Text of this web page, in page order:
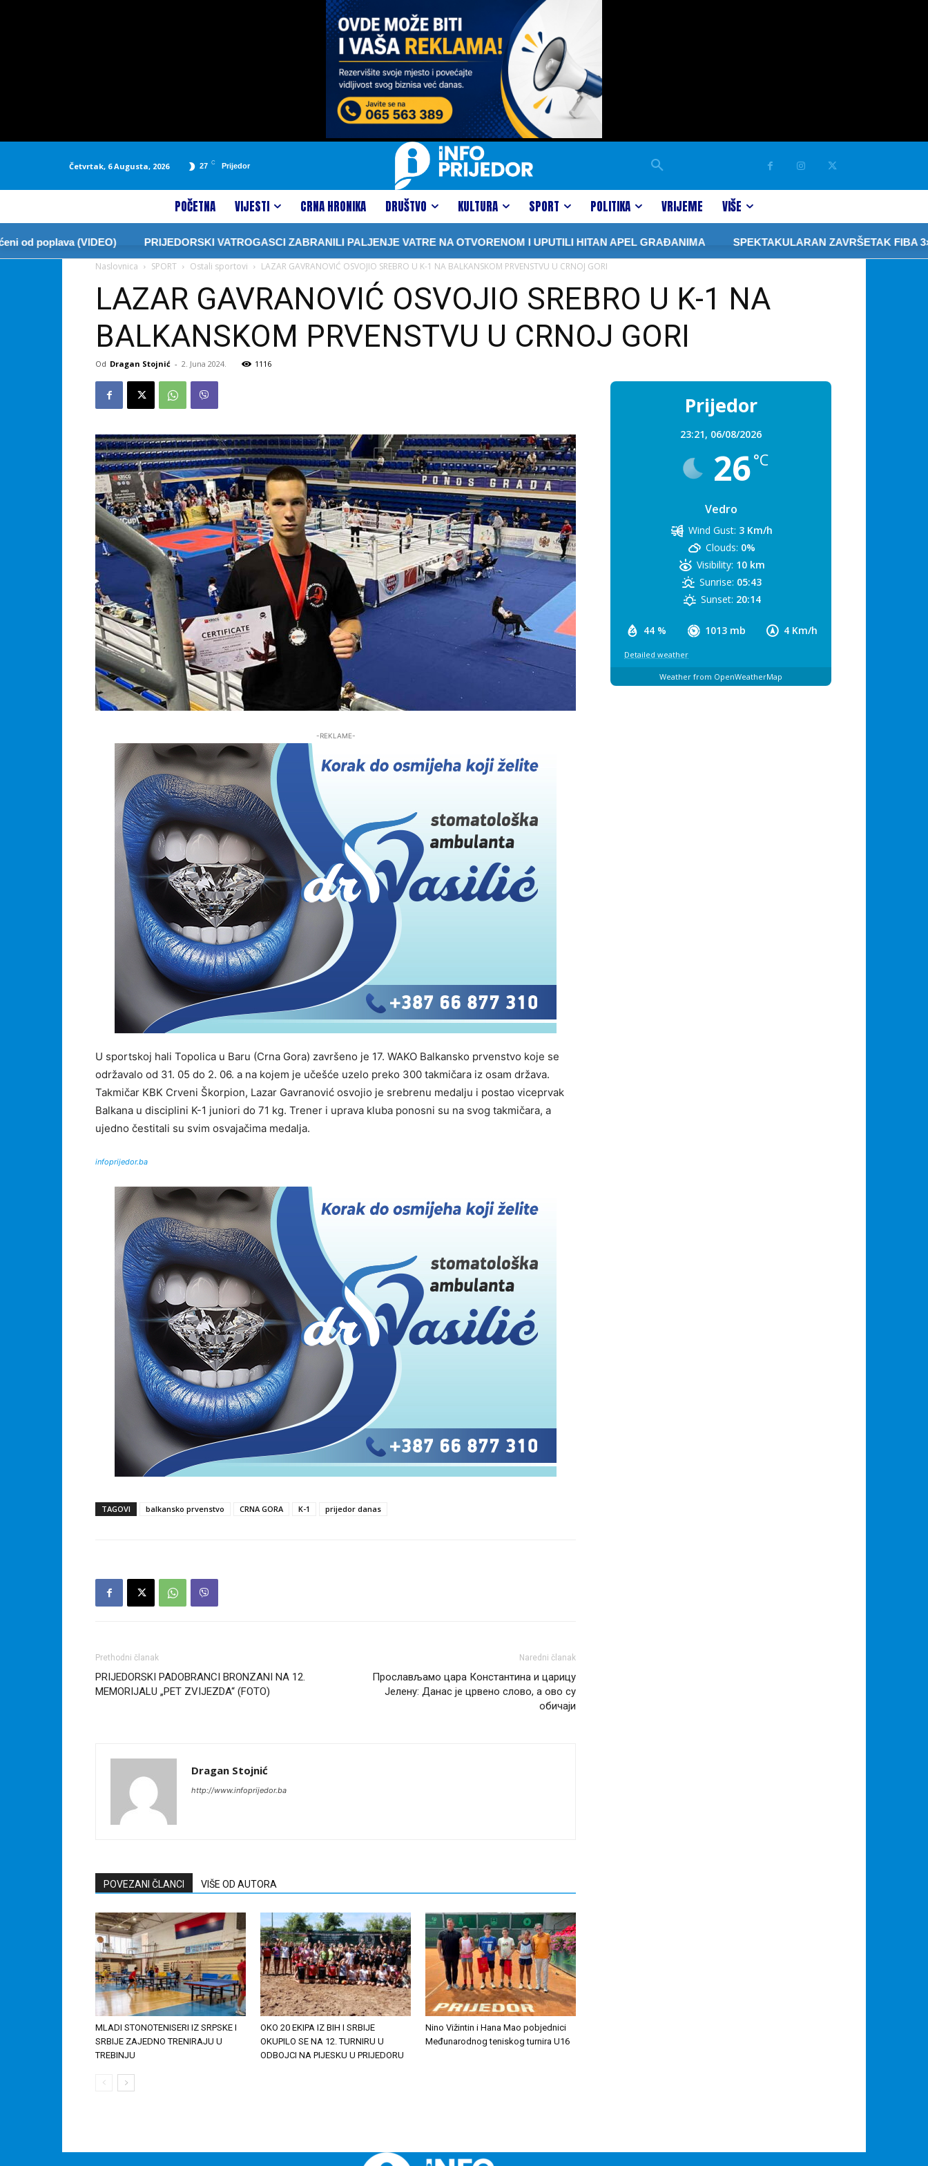
Četvrtak, 6 Augusta, 2026 27 C Prijedor
POČETNA VIJESTI CRNA HRONIKA DRUŠTVO KULTURA SPORT POLITIKA VRIJEME VIŠE
(VIDEO) PRIJEDORSKI VATROGASCI ZABRANILI PALJENJE VATRE NA OTVORENOM I UPUTILI HITAN APEL GRAĐANIMA SPEKTAKULARAN ZAVRŠETAK FIBA 3×3
Naslovnica SPORT Ostali sportovi LAZAR GAVRANOVIĆ OSVOJIO SREBRO U K-1 NA BALKANSKOM PRVENSTVU U CRNOJ GORI
LAZAR GAVRANOVIĆ OSVOJIO SREBRO U K-1 NA
BALKANSKOM PRVENSTVU U CRNOJ GORI
Od Dragan Stojnić - 2. Juna 2024. 1116
-REKLAME-
U sportskoj hali Topolica u Baru (Crna Gora) završeno je 17. WAKO Balkansko prvenstvo koje se
održavalo od 31. 05 do 2. 06. a na kojem je učešće uzelo preko 300 takmičara iz osam država.
Takmičar KBK Crveni Škorpion, Lazar Gavranović osvojio je srebrenu medalju i postao viceprvak
Balkana u disciplini K-1 juniori do 71 kg. Trener i uprava kluba ponosni su na svog takmičara, a
ujedno čestitali su svim osvajačima medalja.
infoprijedor.ba
TAGOVI balkansko prvenstvo CRNA GORA K-1 prijedor danas
Prethodni članak
PRIJEDORSKI PADOBRANCI BRONZANI NA 12.
MEMORIJALU „PET ZVIJEZDA“ (FOTO)
Naredni članak
Прослављамо цара Константина и царицу
Јелену: Данас је црвено слово, а ово су
обичаји
Dragan Stojnić
http://www.infoprijedor.ba
POVEZANI ČLANCI VIŠE OD AUTORA
MLADI STONOTENISERI IZ SRPSKE I
SRBIJE ZAJEDNO TRENIRAJU U
TREBINJU
OKO 20 EKIPA IZ BIH I SRBIJE
OKUPILO SE NA 12. TURNIRU U
ODBOJCI NA PIJESKU U PRIJEDORU
Nino Vižintin i Hana Mao pobjednici
Međunarodnog teniskog turnira U16
Prijedor
23:21, 06/08/2026
26°C
Vedro
44 % 1013 mb 4 Km/h
Wind Gust: 3 Km/h
Clouds: 0%
Visibility: 10 km
Sunrise: 05:43
Sunset: 20:14
Detailed weather
Weather from OpenWeatherMap